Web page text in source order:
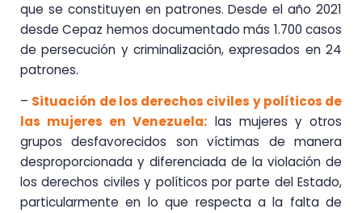
que se constituyen en patrones. Desde el año 2021
desde Cepaz hemos documentado más 1.700 casos
de persecución y criminalización, expresados en 24
patrones.
– Situación de los derechos civiles y políticos de
las mujeres en Venezuela: las mujeres y otros
grupos desfavorecidos son víctimas de manera
desproporcionada y diferenciada de la violación de
los derechos civiles y políticos por parte del Estado,
particularmente en lo que respecta a la falta de